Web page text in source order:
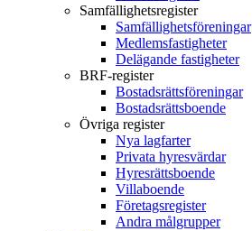
Samfällighetsregister
Samfällighetsföreningar
Medlemsfastigheter
Delägande fastigheter
BRF-register
Bostadsrättsföreningar
Bostadsrättsboende
Övriga register
Nya lagfarter
Privata hyresvärdar
Hyresrättsboende
Villaboende
Företagsregister
Andra målgrupper